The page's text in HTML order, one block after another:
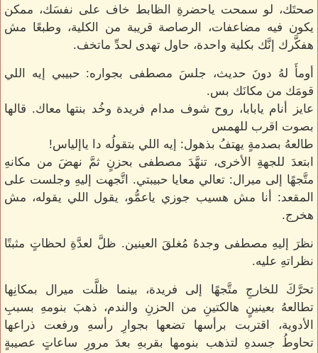
صحتَك، لو سمحت ياحضرةِ الظابط خاف على نفسَك، ممكن
يكون فيه مضاعفات، الرصاصة قريبة من الكلية، وطبعًا مش
هفكَّرك إنَّك بكلية واحدة، حاول تهدى لحدِّ ماتخف.
أومأَ لهُ دونَ حديث، جلسَ مصطفى بجواره: حبيبي إيه اللي
قومَك من مكانَك بس.
عايز أنام يابابا، روح شوف مدام فريدة وخُد بنتها معاك. قالها
بصوت اقرب للهمس
طالعهُ بصدمةٍ يهتفُ بذهول: إيه اللي بتقولُه دا ياإلياس!
ابتعدَ للجهةِ الأخرى، تنهَّدَ مصطفى بحزنٍ ثمَّ نهضَ من مكانهِ
متَّجهًا إلى ميرال: تعالي معايا حبيبتي. اتَّجهت إليهِ وجلست على
المقعد: أنا مش هسيب جوزي ياعمُّو، يقول اللي يقوله، مش
هخرج.
نظرَ إليهِ مصطفى وجدهُ مُغلقَ العينين. ظلَّ لعدَّةِ لحظاتٍ مثبتًا
نظراتهِ عليه.
تحرَّكَ للخارجِ متَّجهًا إلى فريدة، بينما ظلَّت ميرال بمكانِها
تطالعهُ بعينينٍ هالكتينِ من الحزنِ والندم، ذهبَ بنومهِ بسببِ
الأدوية، اقتربت برأسها تضعها بجوارِ رأسهِ ورفعت ذراعها
تحاوطُ جسدهِ لتذهب بنومها بقربهِ بعدَ مرورِ ساعاتٍ عصيبةٍ